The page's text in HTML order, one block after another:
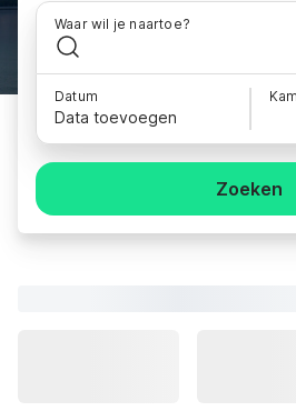
Waar wil je naartoe?
Datum
Data toevoegen
Zoeken